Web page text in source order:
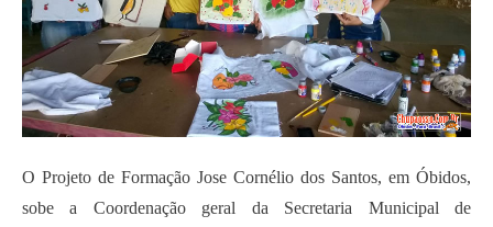
O Projeto de Formação Jose Cornélio dos Santos, em Óbidos,
sobe a Coordenação geral da Secretaria Municipal de